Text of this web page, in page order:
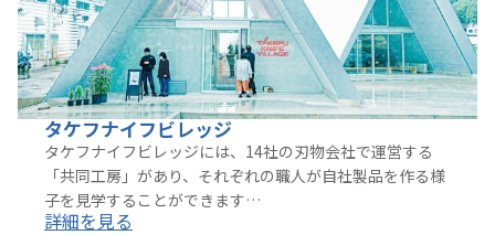
タケフナイフビレッジ
タケフナイフビレッジには、14社の刃物会社で運営する
「共同工房」があり、それぞれの職人が自社製品を作る様
子を見学することができます…
詳細を見る